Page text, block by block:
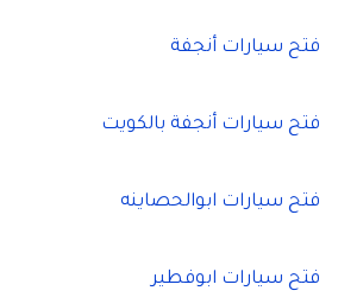
فتح سيارات أنجفة
فتح سيارات أنجفة بالكويت
فتح سيارات ابوالحصاينه
فتح سيارات ابوفطير